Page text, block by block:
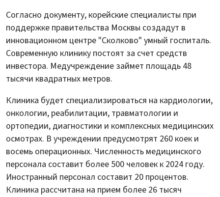
Согласно документу, корейские специалисты при
поддержке правительства Москвы создадут в
инновационном центре "Сколково" умный госпиталь.
Современную клинику постоят за счет средств
инвестора. Медучреждение займет площадь 48
тысячи квадратных метров.
Клиника будет специализироваться на кардиологии,
онкологии, реабилитации, травматологии и
ортопедии, диагностики и комплексных медицинских
осмотрах. В учреждении предусмотрят 260 коек и
восемь операционных. Численность медицинского
персонала составит более 500 человек к 2024 году.
Иностранный персонал составит 20 процентов.
Клиника рассчитана на прием более 26 тысяч